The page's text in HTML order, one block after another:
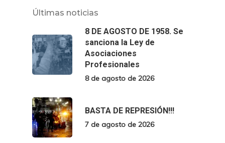
Últimas noticias
8 DE AGOSTO DE 1958. Se
sanciona la Ley de
Asociaciones
Profesionales
8 de agosto de 2026
BASTA DE REPRESIÓN!!!
7 de agosto de 2026